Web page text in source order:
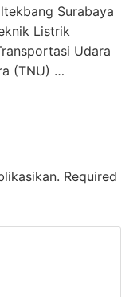
Surabaya
Listrik
Udara
(TNU) …
Required